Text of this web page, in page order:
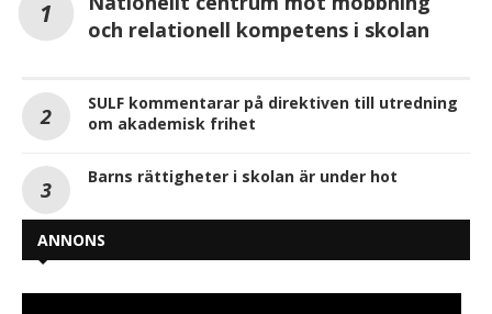
och relationell kompetens i skolan
SULF kommentarar på direktiven till utredning
om akademisk frihet
Barns rättigheter i skolan är under hot
ANNONS